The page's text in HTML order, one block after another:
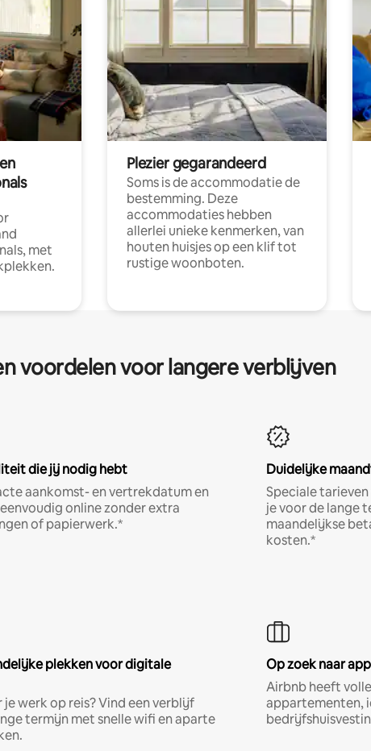
met
Plezier gegarandeerd
Soms is de accommodatie de
bestemming. Deze
accommodaties hebben
allerlei unieke kenmerken, van
houten huisjes op een klif tot
rustige woonboten.
voordelen voor langere verblijven
die jij nodig hebt
aankomst- en vertrekdatum en
online zonder extra
of papierwerk.*
Duidelijke
Speciale
je voor de lange
maandelijkse
kosten.*
plekken voor digitale
je werk op reis? Vind een verblijf
termijn met snelle wifi en aparte
Op zoek naar
Airbnb heeft
appartementen,